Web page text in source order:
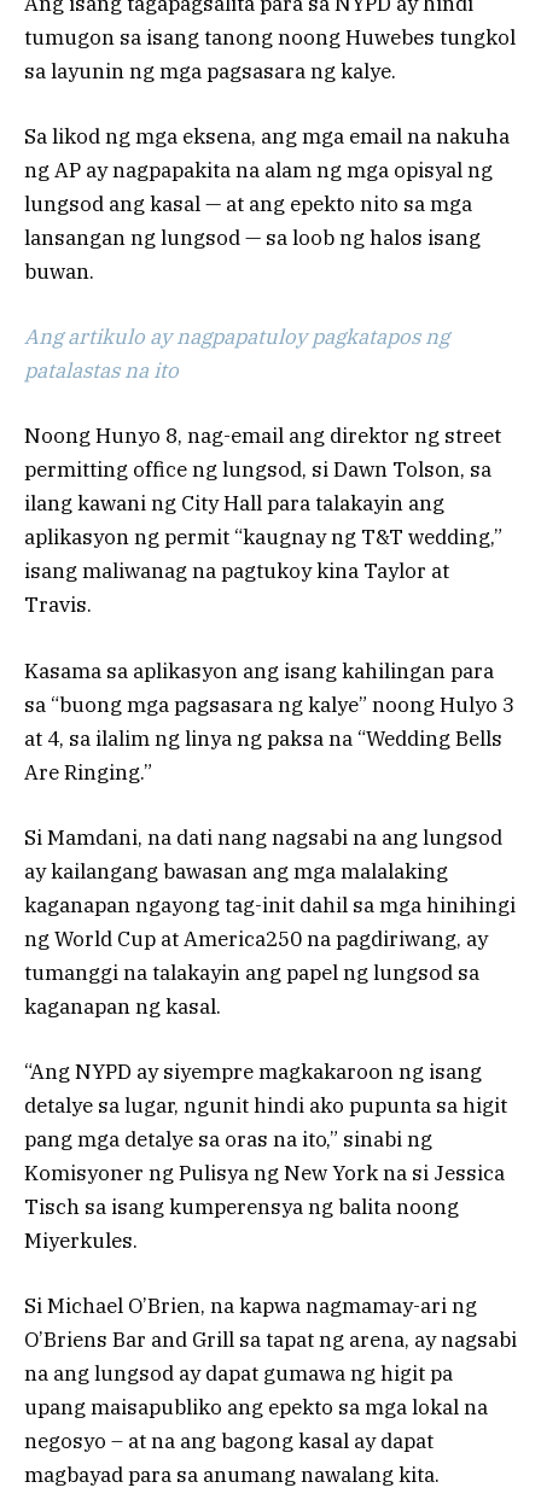
tumugon sa isang tanong noong Huwebes tungkol
sa layunin ng mga pagsasara ng kalye.
Sa likod ng mga eksena, ang mga email na nakuha
ng AP ay nagpapakita na alam ng mga opisyal ng
lungsod ang kasal — at ang epekto nito sa mga
lansangan ng lungsod — sa loob ng halos isang
buwan.
Ang artikulo ay nagpapatuloy pagkatapos ng
patalastas na ito
Noong Hunyo 8, nag-email ang direktor ng street
permitting office ng lungsod, si Dawn Tolson, sa
ilang kawani ng City Hall para talakayin ang
aplikasyon ng permit “kaugnay ng T&T wedding,”
isang maliwanag na pagtukoy kina Taylor at
Travis.
Kasama sa aplikasyon ang isang kahilingan para
sa “buong mga pagsasara ng kalye” noong Hulyo 3
at 4, sa ilalim ng linya ng paksa na “Wedding Bells
Are Ringing.”
Si Mamdani, na dati nang nagsabi na ang lungsod
ay kailangang bawasan ang mga malalaking
kaganapan ngayong tag-init dahil sa mga hinihingi
ng World Cup at America250 na pagdiriwang, ay
tumanggi na talakayin ang papel ng lungsod sa
kaganapan ng kasal.
“Ang NYPD ay siyempre magkakaroon ng isang
detalye sa lugar, ngunit hindi ako pupunta sa higit
pang mga detalye sa oras na ito,” sinabi ng
Komisyoner ng Pulisya ng New York na si Jessica
Tisch sa isang kumperensya ng balita noong
Miyerkules.
Si Michael O’Brien, na kapwa nagmamay-ari ng
O’Briens Bar and Grill sa tapat ng arena, ay nagsabi
na ang lungsod ay dapat gumawa ng higit pa
upang maisapubliko ang epekto sa mga lokal na
negosyo – at na ang bagong kasal ay dapat
magbayad para sa anumang nawalang kita.